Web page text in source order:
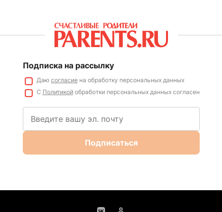
Подписка на рассылку
Даю согласиена обработку персональных данных
С Политикойобработки персональных данных согласен
Подписаться